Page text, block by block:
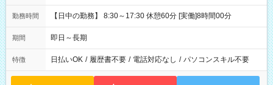
勤務時間 【日中の勤務】 8:30～17:30 休憩60分 [実働]8時間00分
期間 即日～長期
特徴 日払いOK / 履歴書不要 / 電話対応なし / パソコンスキル不要